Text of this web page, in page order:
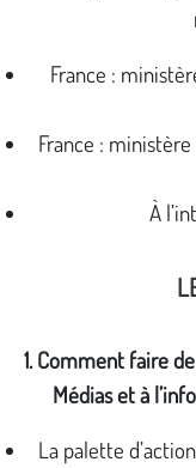
France :
France :
À
1. Comment faire
Médias et à
La palette